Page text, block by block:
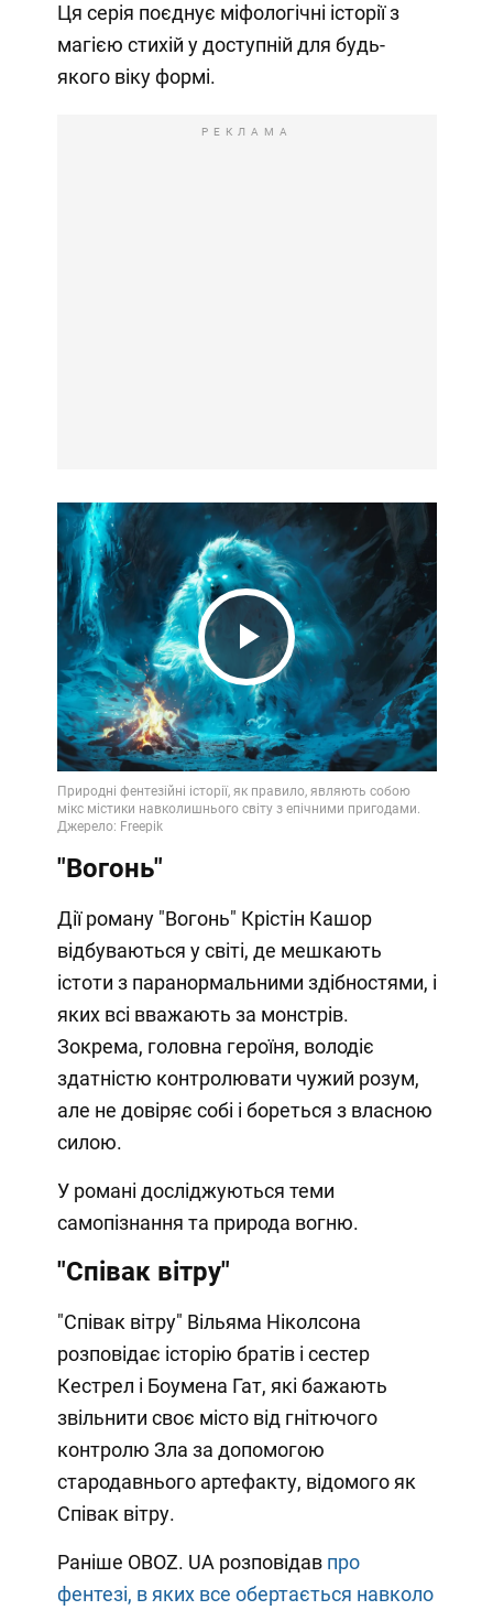
Ця серія поєднує міфологічні історії з
магією стихій у доступній для будь-
якого віку формі.
РЕКЛАМА
Play
Video
"Вогонь"
Дії роману "Вогонь" Крістін Кашор
відбуваються у світі, де мешкають
істоти з паранормальними здібностями, і
яких всі вважають за монстрів.
Зокрема, головна героїня, володіє
здатністю контролювати чужий розум,
але не довіряє собі і бореться з власною
силою.
У романі досліджуються теми
самопізнання та природа вогню.
"Співак вітру"
"Співак вітру" Вільяма Ніколсона
розповідає історію братів і сестер
Кестрел і Боумена Гат, які бажають
звільнити своє місто від гнітючого
контролю Зла за допомогою
стародавнього артефакту, відомого як
Співак вітру.
Раніше OBOZ. UA розповідавпро
фентезі, в яких все обертається навколо